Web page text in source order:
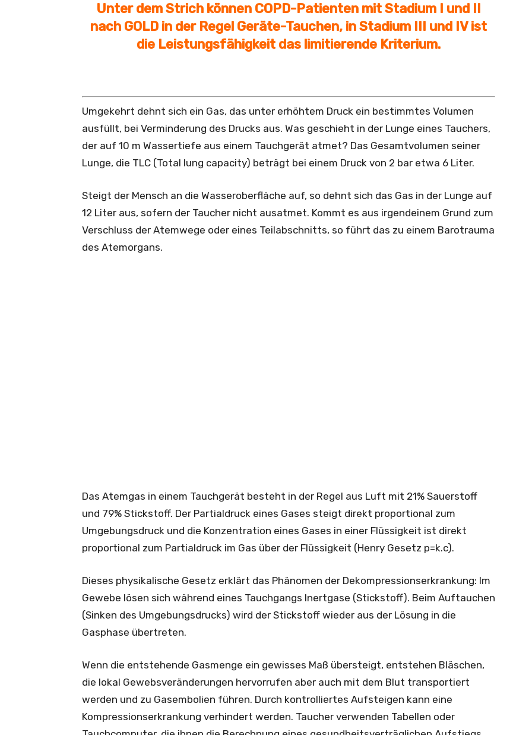
Unter dem Strich können COPD-Patienten mit Stadium I und II
nach GOLD in der Regel Geräte-Tauchen, in Stadium III und IV ist
die Leistungsfähigkeit das limitierende Kriterium.
Umgekehrt dehnt sich ein Gas, das unter erhöhtem Druck ein bestimmtes Volumen
ausfüllt, bei Verminderung des Drucks aus. Was geschieht in der Lunge eines Tauchers,
der auf 10 m Wassertiefe aus einem Tauchgerät atmet? Das Gesamtvolumen seiner
Lunge, die TLC (Total lung capacity) beträgt bei einem Druck von 2 bar etwa 6 Liter.
Steigt der Mensch an die Wasseroberfläche auf, so dehnt sich das Gas in der Lunge auf
12 Liter aus, sofern der Taucher nicht ausatmet. Kommt es aus irgendeinem Grund zum
Verschluss der Atemwege oder eines Teilabschnitts, so führt das zu einem Barotrauma
des Atemorgans.
Das Atemgas in einem Tauchgerät besteht in der Regel aus Luft mit 21% Sauerstoff
und 79% Stickstoff. Der Partialdruck eines Gases steigt direkt proportional zum
Umgebungsdruck und die Konzentration eines Gases in einer Flüssigkeit ist direkt
proportional zum Partialdruck im Gas über der Flüssigkeit (Henry Gesetz p=k.c).
Dieses physikalische Gesetz erklärt das Phänomen der Dekompressionserkrankung: Im
Gewebe lösen sich während eines Tauchgangs Inertgase (Stickstoff). Beim Auftauchen
(Sinken des Umgebungsdrucks) wird der Stickstoff wieder aus der Lösung in die
Gasphase übertreten.
Wenn die entstehende Gasmenge ein gewisses Maß übersteigt, entstehen Bläschen,
die lokal Gewebsveränderungen hervorrufen aber auch mit dem Blut transportiert
werden und zu Gasembolien führen. Durch kontrolliertes Aufsteigen kann eine
Kompressionserkrankung verhindert werden. Taucher verwenden Tabellen oder